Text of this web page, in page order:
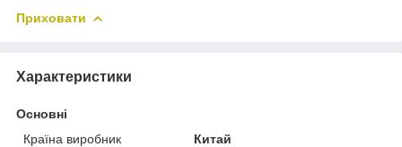
Приховати
Характеристики
Основні
Країна виробник
Китай